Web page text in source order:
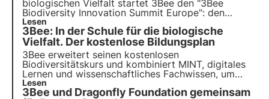
biologischen Vielfalt startet 3Bee den "3Bee
Biodiversity Innovation Summit Europe": den
jährlichen Biodiversitätsgipfel, um die
des Jahres 2023für den Schutz der biologischen
Vielfalt in der Wirtschaft und der internationalen
Wirtschaft zu definieren.
Lesen
3Bee: In der Schule für die biologische
Vielfalt. Der kostenlose Bildungsplan
3Bee erweitert seinen kostenlosen
Biodiversitätskurs und kombiniert MINT, digitales
Lernen und wissenschaftliches Fachwissen, um
GrundschullehrerInnen und SchülerInnen zu schulen
und die nächste Generation zu inspirieren.
Lesen
3Bee und Dragonfly Foundation gemeinsam